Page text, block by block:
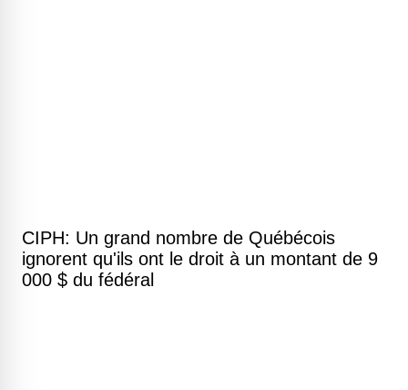
CIPH: Un grand nombre de Québécois
ignorent qu'ils ont le droit à un montant de 9
000 $ du fédéral